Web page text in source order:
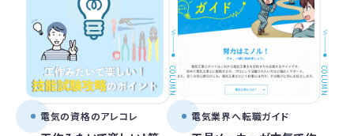
COLUMN
電気の資格のアレコレ
COLUMN
電気業界へ転職ガイド